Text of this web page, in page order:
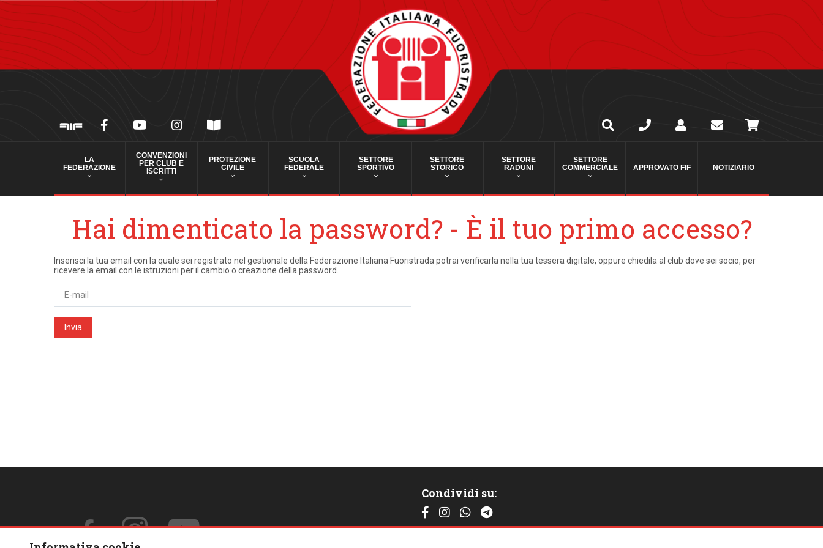
LA
FEDERAZIONE
CONVENZIONI
PER CLUB E
ISCRITTI
PROTEZIONE
CIVILE
SCUOLA
FEDERALE
SETTORE
SPORTIVO
SETTORE
STORICO
SETTORE
RADUNI
SETTORE
COMMERCIALE
APPROVATO FIF NOTIZIARIO
Hai dimenticato la password? - È il tuo primo accesso?
Inserisci la tua email con la quale sei registrato nel gestionale della Federazione Italiana Fuoristrada potrai verificarla nella tua tessera digitale, oppure chiedila al club dove sei socio, per
ricevere la email con le istruzioni per il cambio o creazione della password.
Invia
Condividi su:
Contattaci: